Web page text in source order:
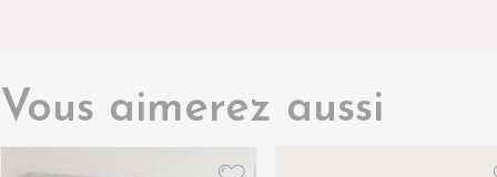
Vous aimerez aussi